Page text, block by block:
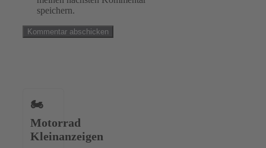
speichern.
🏍️
Motorrad
Kleinanzeigen